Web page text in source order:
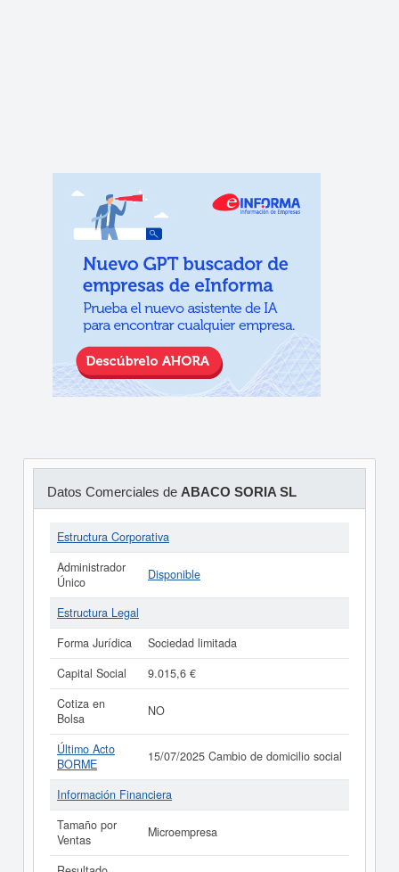
Datos Comerciales de ABACO SORIA SL
Estructura Corporativa
Administrador
Único
Disponible
Estructura Legal
Forma Jurídica
Sociedad limitada
Capital Social
9.015,6 €
Cotiza en
Bolsa
NO
Último Acto
BORME
15/07/2025 Cambio de domicilio social
Información Financiera
Tamaño por
Ventas
Microempresa